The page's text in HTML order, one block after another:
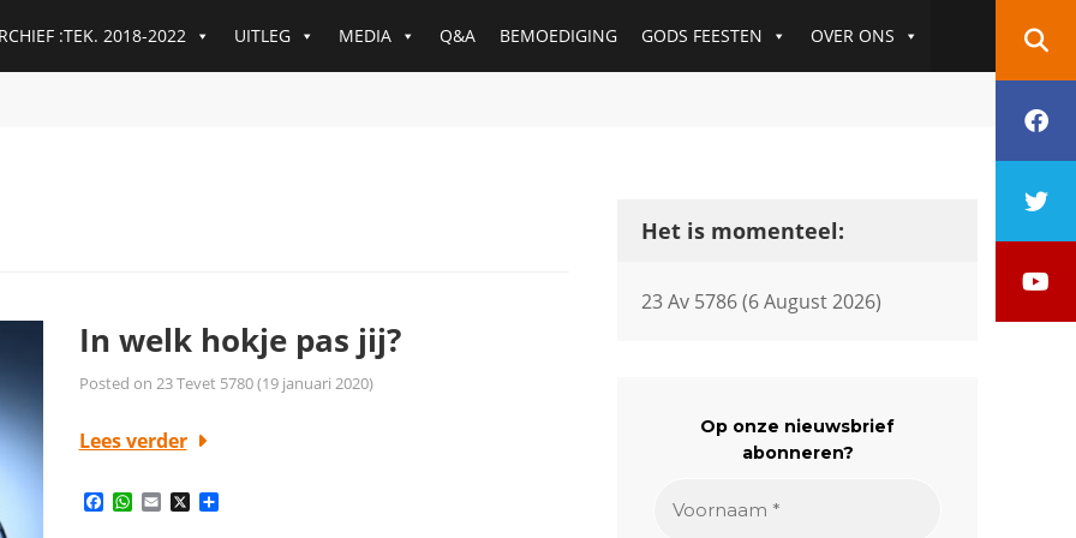
:TEK. 2018-2022 UITLEG MEDIA Q&A BEMOEDIGING GODS FEESTEN OVER ONS
In welk hokje pas jij?
Posted on 23 Tevet 5780 (19 januari 2020)
Lees verder
Facebook
WhatsApp
Email
X Delen
Het is momenteel:
23 Av 5786 (6 August 2026)
Op onze nieuwsbrief
abonneren?